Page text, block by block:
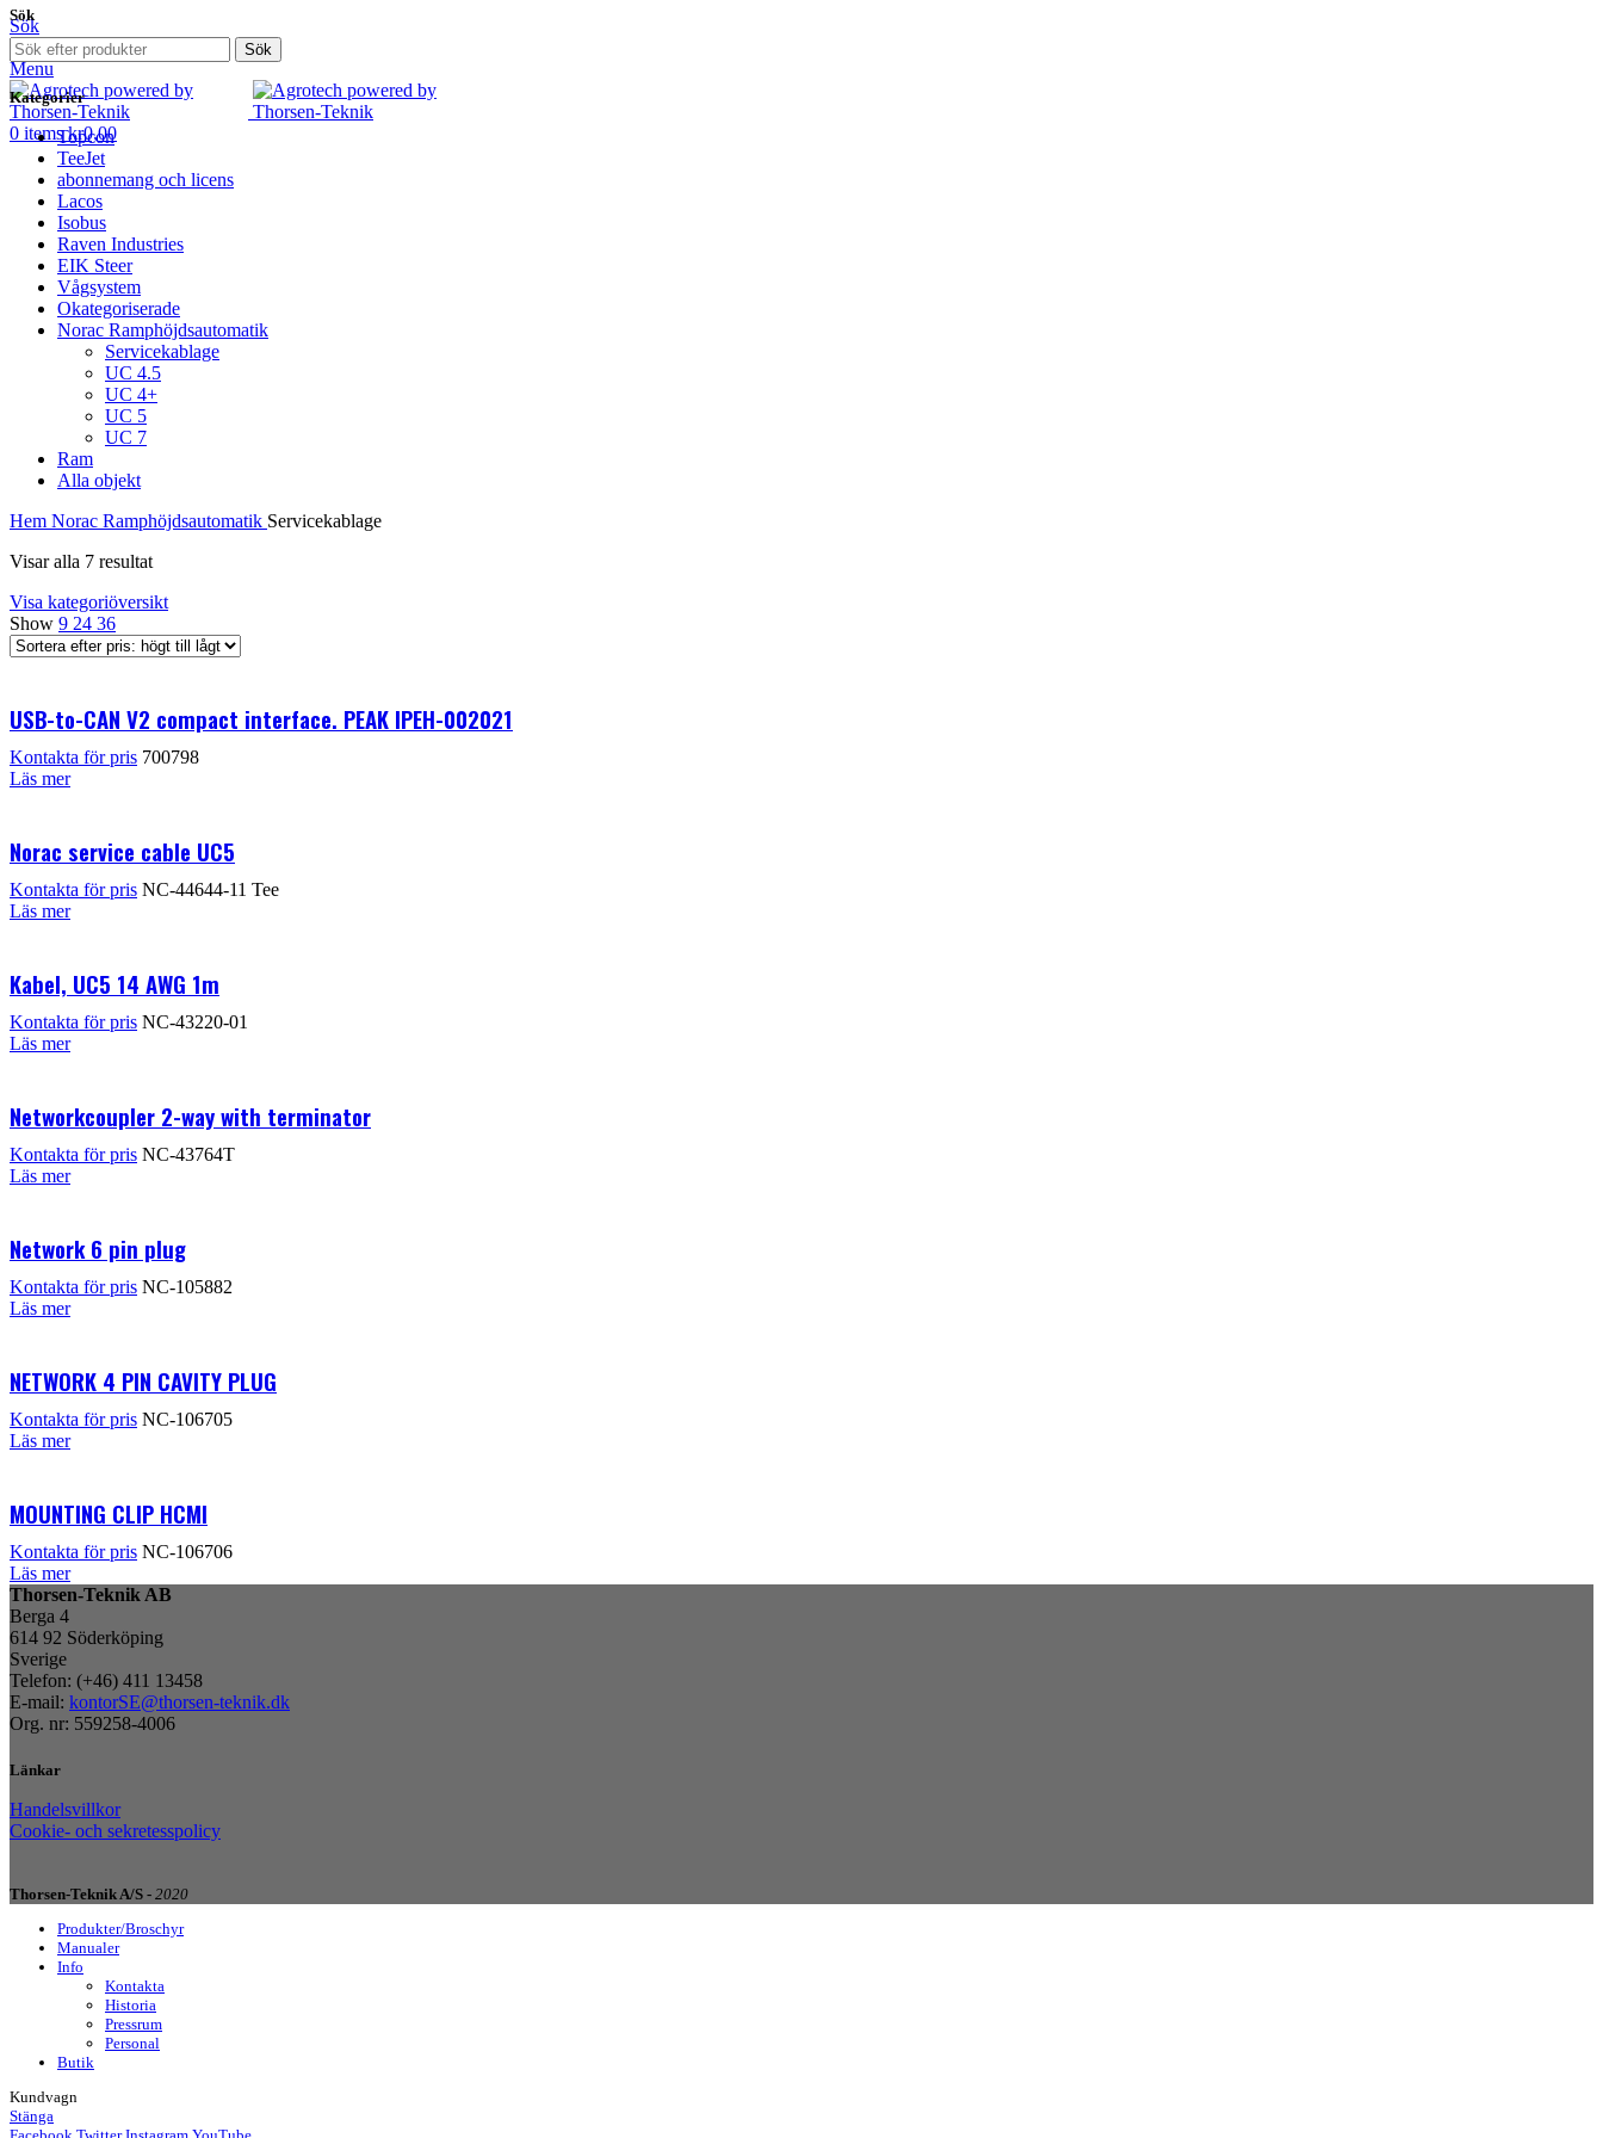
Sök
0items kr 0,00
Menu
0 items kr0,00
Sök
Sök
Kategorier
Topcon
TeeJet
abonnemang och licens
Lacos
Isobus
Raven Industries
EIK Steer
Vågsystem
Okategoriserade
Norac Ramphöjdsautomatik
Servicekablage
UC 4.5
UC 4+
UC 5
UC 7
Ram
Alla objekt
Hem Norac Ramphöjdsautomatik Servicekablage
Visar alla 7 resultat
Visa kategoriöversikt
Show 9 24 36
USB-to-CAN V2 compact interface. PEAK IPEH-002021
Kontakta för pris 700798
Läs mer
Norac service cable UC5
Kontakta för pris NC-44644-11 Tee
Läs mer
Kabel, UC5 14 AWG 1m
Kontakta för pris NC-43220-01
Läs mer
Networkcoupler 2-way with terminator
Kontakta för pris NC-43764T
Läs mer
Network 6 pin plug
Kontakta för pris NC-105882
Läs mer
NETWORK 4 PIN CAVITY PLUG
Kontakta för pris NC-106705
Läs mer
MOUNTING CLIP HCMI
Kontakta för pris NC-106706
Läs mer
Thorsen-Teknik AB
Berga 4
614 92 Söderköping
Sverige
Telefon: (+46) 411 13458
E-mail: kontorSE@thorsen-teknik.dk
Org. nr: 559258-4006
Länkar
Handelsvillkor
Cookie- och sekretesspolicy
Thorsen-Teknik A/S - 2020
Produkter/Broschyr
Manualer
Info
Kontakta
Historia
Pressrum
Personal
Butik
Kundvagn
Stänga